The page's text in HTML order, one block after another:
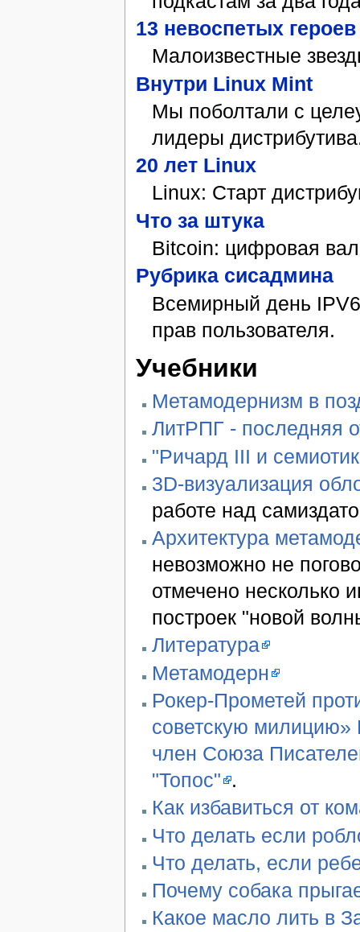
13 невоспетых героев
Малоизвестные
Внутри Linux Mint
Мы поболтали с
лидеры
20 лет Linux
Linux: Старт
Что за штука
Bitcoin: цифровая
Рубрика сисадмина
Всемирный день
прав пользователя.
Учебники
Метамодернизм в
ЛитРПГ - последняя
"Ричард III и
3D-визуализация
работе над
Архитектура
невозможно не
отмечено несколько
построек "новой
Литература
Метамодерн
Рокер-Прометей
советскую
член Союза
"Топос" .
Как избавиться от
Что делать если
Что делать, если
Почему собака
Какое масло лить в